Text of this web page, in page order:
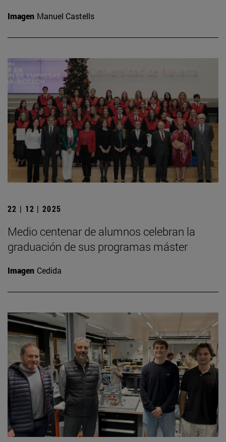
Imagen Manuel Castells
22 | 12 | 2025
Medio centenar de alumnos celebran la
graduación de sus programas máster
Imagen Cedida